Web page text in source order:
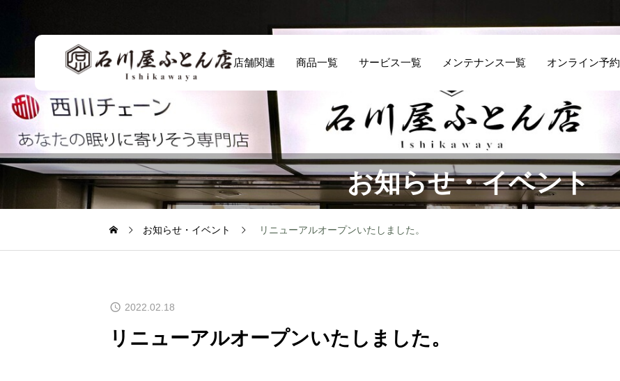
店舗関連 商品一覧 サービス一覧 メンテナンス一覧 オンライン予約
お知らせ・イベント
お知らせ・イベント リニューアルオープンいたしました。
2022.02.18
リニューアルオープンいたしました。